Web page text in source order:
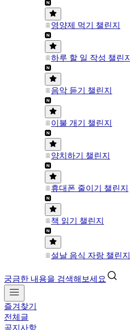
영양제 먹기 챌린지
하루 할 일 작성 챌린지
음악 듣기 챌린지
이불 개기 챌린지
양치하기 챌린지
휴대폰 줄이기 챌린지
책 읽기 챌린지
설날 음식 자랑 챌린지
궁금한 내용을 검색해보세요
즐겨찾기
전체글
공지사항